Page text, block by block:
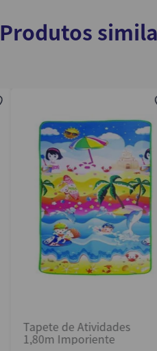
Produtos
Tapete de Atividades
1,80m Imporiente